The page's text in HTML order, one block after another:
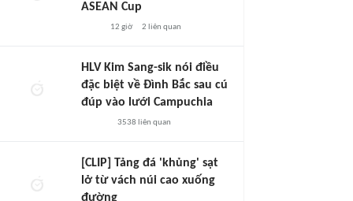
ASEAN Cup
12 giờ 2 liên quan
HLV Kim Sang-sik nói điều
đặc biệt về Đình Bắc sau cú
đúp vào lưới Campuchia
3538 liên quan
[CLIP] Tảng đá 'khủng' sạt
lở từ vách núi cao xuống
đường